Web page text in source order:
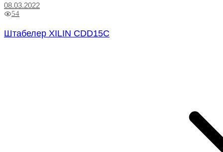
08.03.2022
54
Штабелер XILIN CDD15C